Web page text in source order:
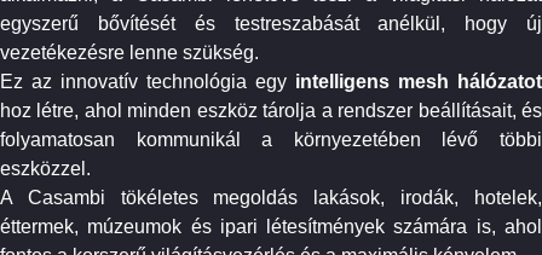
egyszerű bővítését és testreszabását anélkül, hogy új
vezetékezésre lenne szükség.
Ez az innovatív technológia egy intelligens mesh hálózatot
hoz létre, ahol minden eszköz tárolja a rendszer beállításait, és
folyamatosan kommunikál a környezetében lévő többi
eszközzel.
A Casambi tökéletes megoldás lakások, irodák, hotelek,
éttermek, múzeumok és ipari létesítmények számára is, ahol